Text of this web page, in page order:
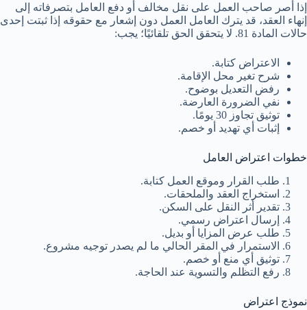
إذا أصر صاحب العمل على نقل مخالف أو دفع العامل بتصرفاته إلى
إنهاء العقد، قد يترك العامل العمل دون إشعار مع حقوقه إذا ثبتت إحدى
حالات المادة 81. لا يتحقق الحق تلقائيًا؛ يجب:
الاعتراض كتابة.
شرح تغير محل الإقامة.
رفض التعديل بوضوح.
نفي الضرورة العارضة.
توثيق تجاوز 30 يومًا.
إثبات أي تهديد أو خصم.
خطوات اعتراض العامل
طلب القرار وموقع العمل كتابة.
استخراج العقد والملحقات.
تقدير أثر النقل على السكن.
إرسال اعتراض رسمي.
طلب عرض المزايا أو بديل.
الاستمرار في المقر الحالي ما لم يصدر توجيه مشروع.
توثيق أي منع أو خصم.
رفع التظلم والتسوية عند الحاجة.
نموذج اعتراض